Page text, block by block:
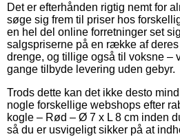
Det er efterhånden rigtig nemt for
søge sig frem til priser hos
en hel del online forretninger set
salgspriserne på en række af
drenge, og tillige også til voksne –
gange tilbyde levering uden gebyr.
Trods dette kan det ikke desto
nogle forskellige webshops efter
kogle – Rød – Ø 7 x L 8 cm inden
så du er usvigeligt sikker på at